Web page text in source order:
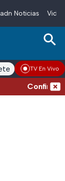
adn Noticias
Radio
TV En Vivo
Confirman